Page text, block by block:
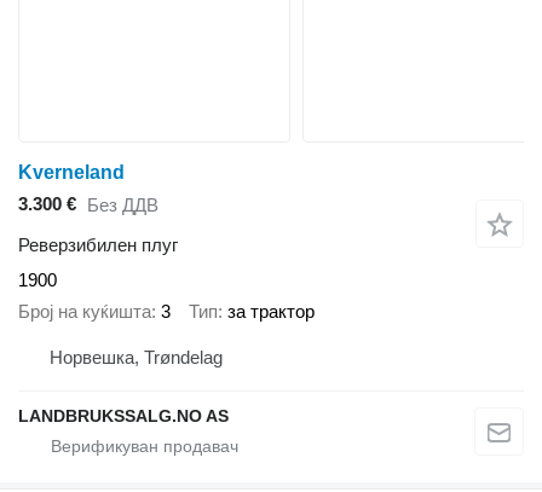
Kverneland
3.300 € Без ДДВ
Реверзибилен плуг
1900
Број на куќишта 3 Тип за трактор
Норвешка, Trøndelag
LANDBRUKSSALG.NO AS